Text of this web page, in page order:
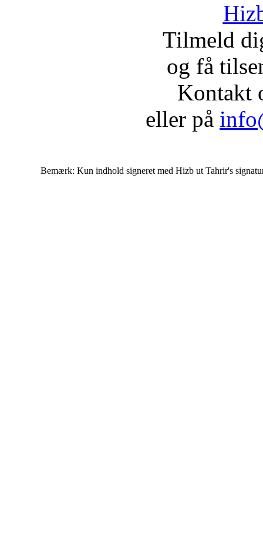
Tilmeld
og få
Kontakt
eller på
Bemærk: Kun indhold signeret med Hizb ut Tahrir's